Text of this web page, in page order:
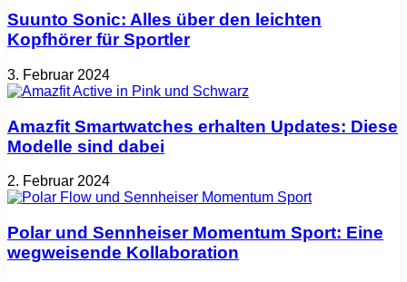
Suunto Sonic: Alles über den leichten
Kopfhörer für Sportler
3. Februar 2024
Amazfit Smartwatches erhalten Updates: Diese
Modelle sind dabei
2. Februar 2024
Polar und Sennheiser Momentum Sport: Eine
wegweisende Kollaboration